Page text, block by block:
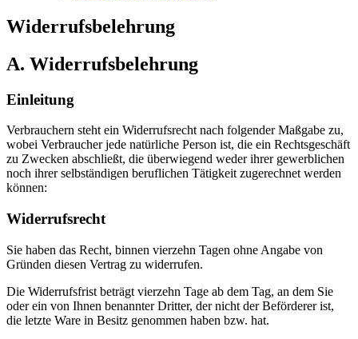
Widerrufsbelehrung
A. Widerrufsbelehrung
Einleitung
Verbrauchern steht ein Widerrufsrecht nach folgender Maßgabe zu,
wobei Verbraucher jede natürliche Person ist, die ein Rechtsgeschäft
zu Zwecken abschließt, die überwiegend weder ihrer gewerblichen
noch ihrer selbständigen beruflichen Tätigkeit zugerechnet werden
können:
Widerrufsrecht
Sie haben das Recht, binnen vierzehn Tagen ohne Angabe von
Gründen diesen Vertrag zu widerrufen.
Die Widerrufsfrist beträgt vierzehn Tage ab dem Tag, an dem Sie
oder ein von Ihnen benannter Dritter, der nicht der Beförderer ist,
die letzte Ware in Besitz genommen haben bzw. hat.